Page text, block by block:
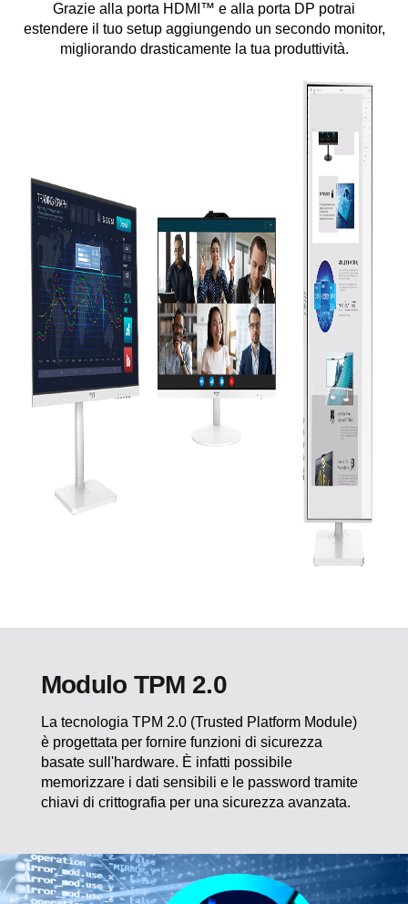
Grazie alla porta HDMI™ e alla porta DP potrai
estendere il tuo setup aggiungendo un secondo monitor,
migliorando drasticamente la tua produttività.
Modulo TPM 2.0
La tecnologia TPM 2.0 (Trusted Platform Module)
è progettata per fornire funzioni di sicurezza
basate sull'hardware. È infatti possibile
memorizzare i dati sensibili e le password tramite
chiavi di crittografia per una sicurezza avanzata.